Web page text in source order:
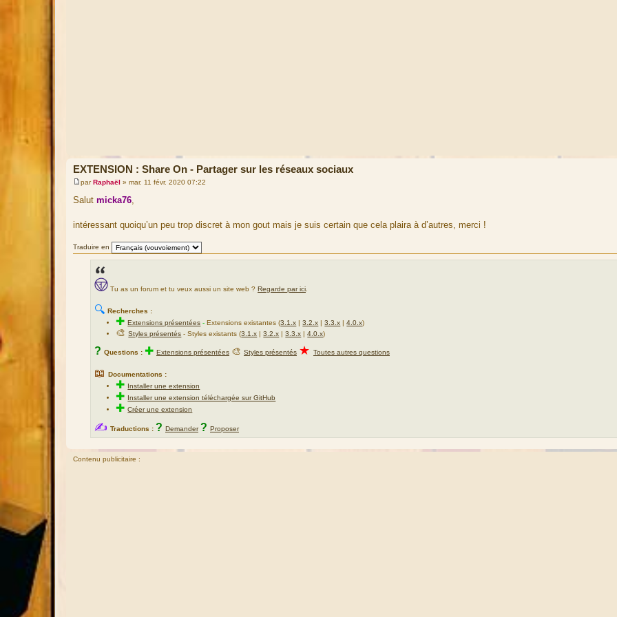
EXTENSION : Share On - Partager sur les réseaux sociaux
e
s
a
g
par Raphaël » mar. 11 févr. 2020 07:22
Salut micka76,
intéressant quoiqu’un peu trop discret à mon gout mais je suis certain que cela plaira à d’autres, merci !
Traduire en
Tu as un forum et tu veux aussi un site web ? Regarde par ici
🔍 Recherches :
✚Extensions présentées -Extensions existantes (3.1.x |3.2.x |3.3.x |4.0.x)
🎨Styles présentés - Styles existants (3.1.x |3.2.x |3.3.x |4.0.x)
? Questions : ✚ Extensions présentées 🎨 Styles présentés ★ Toutes autres questions
📖 Documentations :
✚ Installer une extension
✚ Installer une extension téléchargée sur GitHub
✚Créer une extension
✍ Traductions : ? Demander ? Proposer
Contenu publicitaire :